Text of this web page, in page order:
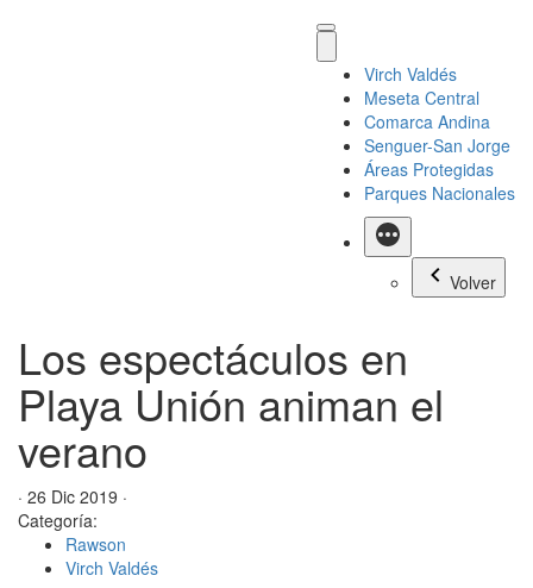
Virch Valdés
Meseta Central
Comarca Andina
Senguer-San Jorge
Áreas Protegidas
Parques Nacionales
Más
Volver
Los espectáculos en
Playa Unión animan el
verano
· 26 Dic 2019 ·
Categoría:
Rawson
Virch Valdés